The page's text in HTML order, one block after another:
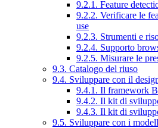
9.2.1. Feature
9.2.2. Verificare le
use
9.2.3. Strumenti e
9.2.4. Supporto
9.2.5. Misurare le
9.3. Catalogo del riuso
9.4. Sviluppare con il
9.4.1. Il framework
9.4.2. Il kit di
9.4.3. Il kit di
9.5. Sviluppare con i